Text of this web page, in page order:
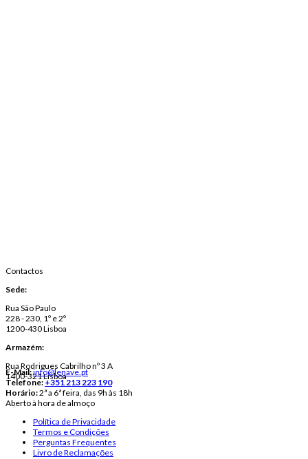
Contactos
Sede:
Rua São Paulo
228 - 230, 1º e 2º
1200-430 Lisboa
Armazém:
Rua Rodrigues Cabrilho nº 3 A
1400-321 Lisboa
E-Mail:info@lenave.pt
Telefone:+351 213 223 190
Horário:2ª a 6ª feira, das 9h às 18h
Aberto à hora de almoço
Política de Privacidade
Termos e Condições
Perguntas Frequentes
Livro de Reclamações